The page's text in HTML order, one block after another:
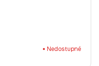
Nedostupné